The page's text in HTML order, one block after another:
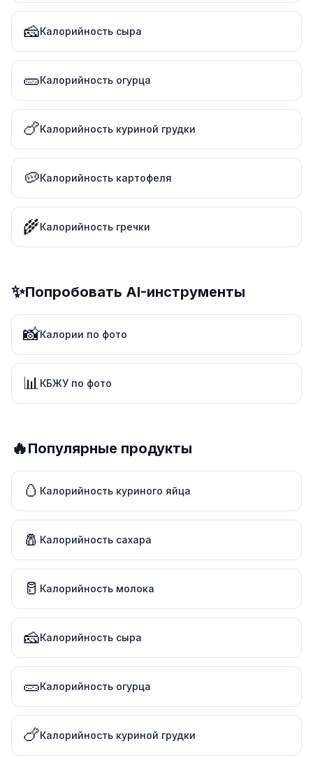
🧀Калорийность сыра
🥒Калорийность огурца
🍗Калорийность куриной грудки
🥔Калорийность картофеля
🌾Калорийность гречки
✨Попробовать AI-инструменты
📸Калории по фото
📊КБЖУ по фото
🔥Популярные продукты
🥚 Калорийность куриного яйца
🧂 Калорийность сахара
🥛 Калорийность молока
🧀Калорийность сыра
🥒Калорийность огурца
🍗Калорийность куриной грудки